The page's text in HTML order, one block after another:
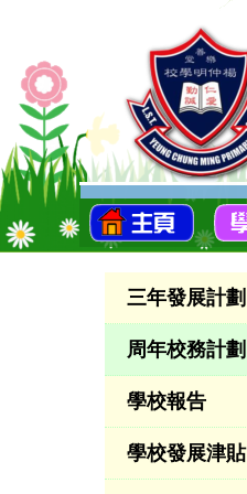
三年發展計劃
周年校務計劃
學校報告
學校發展津貼